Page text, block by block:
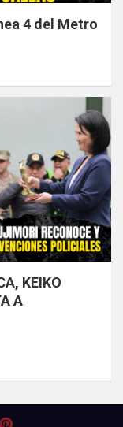
4 del Metro
KEIKO
A